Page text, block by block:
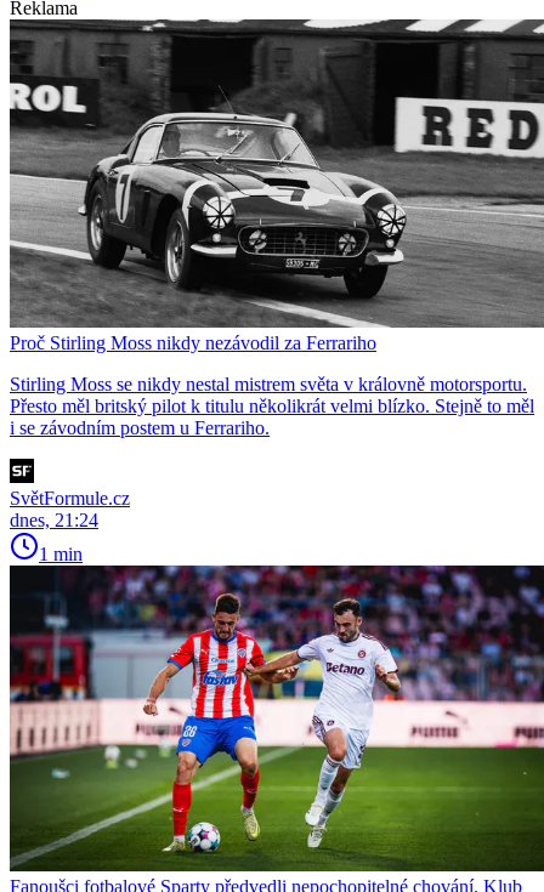
Reklama
Proč Stirling Moss nikdy nezávodil za Ferrariho
Stirling Moss se nikdy nestal mistrem světa v královně motorsportu.
Přesto měl britský pilot k titulu několikrát velmi blízko. Stejně to měl
i se závodním postem u Ferrariho.
SvětFormule.cz
dnes, 21:24
1 min
Fanoušci fotbalové Sparty předvedli nepochopitelné chování. Klub